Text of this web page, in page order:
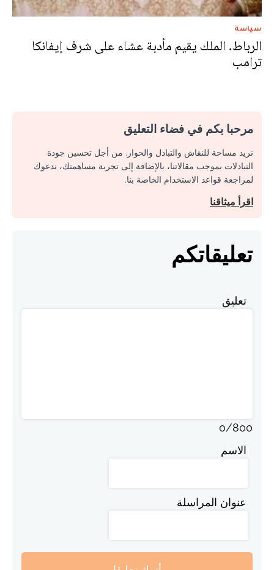
سياسة
الرباط. الملك يقيم مأدبة عشاء على شرف إيفانكا
ترامب
مرحبا بكم في فضاء التعليق
نريد مساحة للنقاش والتبادل والحوار. من أجل تحسين جودة
التبادلات بموجب مقالاتنا، بالإضافة إلى تجربة مساهمتك، ندعوك
لمراجعة قواعد الاستخدام الخاصة بنا.
اقرأ ميثاقنا
تعليقاتكم
تعليق
0/800
الاسم
عنوان المراسلة